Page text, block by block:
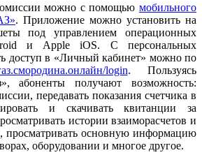
можно с помощью мобильного
. Приложение можно установить на
под управлением операционных
и Apple iOS. С персональных
доступ в «Личный кабинет» можно по
login. Пользуясь
абоненты получают возможность:
передавать показания счетчика в
и скачивать квитанции за
истории взаиморасчетов и
просматривать основную информацию
оборудовании и многое другое.